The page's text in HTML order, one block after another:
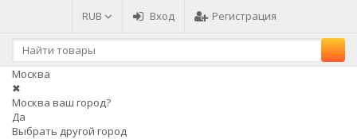
RUB Вход Регистрация
Москва
✖
Москва ваш город?
Да
Выбрать другой город